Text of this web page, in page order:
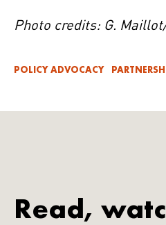
Photo credits: G.
POLICY ADVOCACY
Read,